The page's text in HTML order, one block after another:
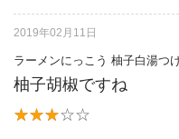
2019年02月11日
ラーメンにっこう 柚子白湯つ
柚子胡椒ですね